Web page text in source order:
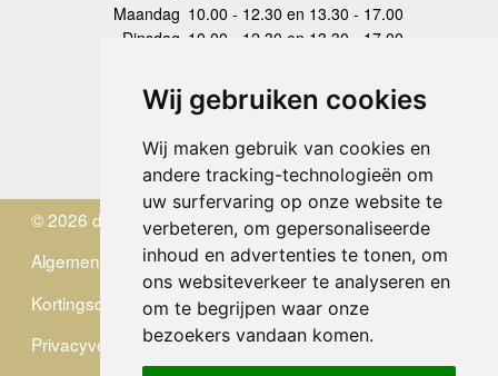
Wij gebruiken cookies
Wij maken gebruik van cookies en
andere tracking-technologieën om
uw surfervaring op onze website te
verbeteren, om gepersonaliseerde
inhoud en advertenties te tonen, om
ons websiteverkeer te analyseren en
om te begrijpen waar onze
bezoekers vandaan komen.
Maandag 10.00 - 12.30 en 13.30 - 17.00
Dinsdag 10.00 - 12.30 en 13.30 - 17.00
Donderdag
10.00 - 12.30 en 13.30 - 17.00
Vrijdag 10.00 - 12.30 en 13.30 - 17.00
Zaterdag
gesloten
Zondag gesloten
© 2026 de Zwerver
Algemene Voorwaarden
Kortingscode
Privacyverklaring